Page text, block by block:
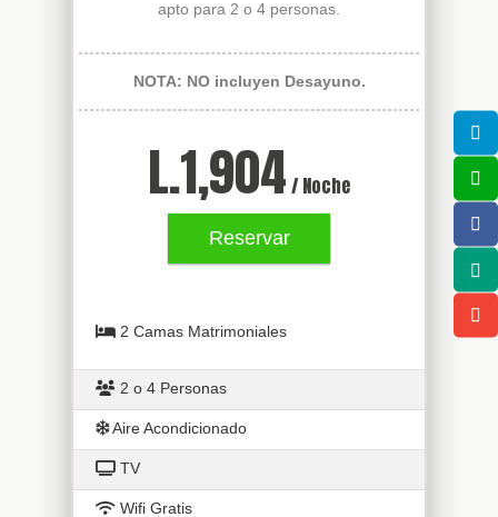
apto para 2 o 4 personas.
NOTA: NO incluyen Desayuno.
L.1,904 / Noche
Reservar
2 Camas Matrimoniales
2 o 4 Personas
Aire Acondicionado
TV
Wifi Gratis